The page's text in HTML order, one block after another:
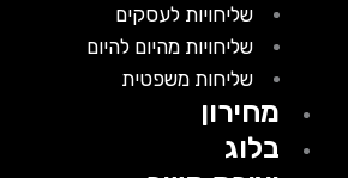
שליחויות לעסקים
שליחויות מהיום להיום
שליחות משפטית
מחירון
בלוג